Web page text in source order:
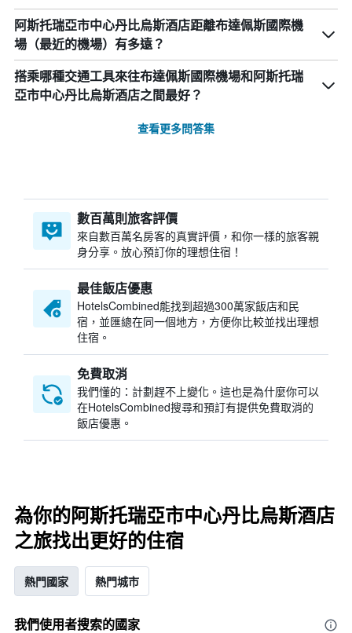
阿斯托瑞亞市中心丹比烏斯酒店距離布達佩斯國際機
場（最近的機場）有多遠？
搭乘哪種交通工具來往布達佩斯國際機場和阿斯托瑞
亞市中心丹比烏斯酒店之間最好？
查看更多問答集
數百萬則旅客評價
來自數百萬名房客的真實評價，和你一樣的旅客親
身分享。放心預訂你的理想住宿！
最佳飯店優惠
HotelsCombined​能找到超過300萬家飯店和民
宿，並匯總在同一個地方，方便你比較並找出理想
住宿。
免費取消
我們懂的：計劃趕不上變化。這也是為什麼你可以
在HotelsCombined搜尋和預訂有提供免費取消的
飯店優惠。
為你的阿斯托瑞亞市中心丹比烏斯酒店
之旅找出更好的住宿
熱門國家 熱門城市
我們使用者搜索的國家